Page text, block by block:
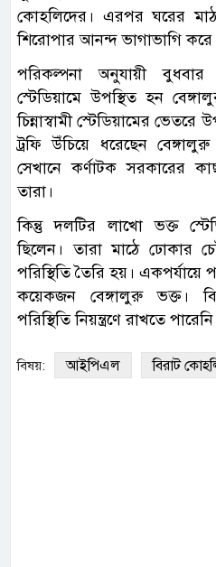
কোহলিদের। এরপর ঘরের মাঠ
শিরোপার আনন্দ ভাগাভাগি
পরিকল্পনা অনুযায়ী বুধবার
স্টেডিয়ামে উপস্থিত হন
চিন্নাস্বামী স্টেডিয়ামের
ট্রফি উঁচিয়ে ধরেছেন
সেখানে কর্ণাটক সরকারের
তারা।
কিন্তু দলটির লাখো ভক্ত
ছিলেন। তারা মাঠে ঢোকার
পরিস্থিতি তৈরি হয়। একপর্যায়ে
কয়েকজন বেঙ্গালুরু ভক্ত।
পরিস্থিতি নিয়ন্ত্রণে রাখতে
বিষয়: আইপিএল বিরাট